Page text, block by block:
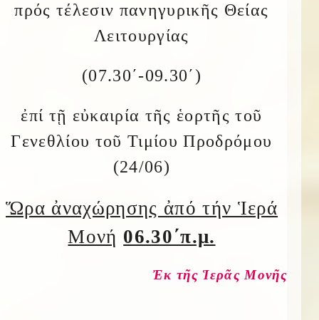
πρός τέλεσιν πανηγυρικῆς Θείας
Λειτουργίας
(07.30΄-09.30΄)
ἐπί τῇ εὐκαιρία τῆς ἑορτῆς τοῦ
Γενεθλίου τοῦ Τιμίου Προδρόμου
(24/06)
Ὥρα ἀναχώρησης ἀπό τήν Ἱερά
Μονή 06.30΄π.μ.
Ἐκ τῆς Ἱερᾶς Μονῆς